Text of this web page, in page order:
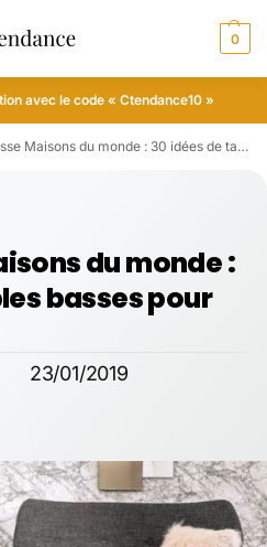
0
avec le code « Ctendance10 »
du monde : 30 idées de tables basses pour votre intérieur
du monde :
basses pour
23/01/2019